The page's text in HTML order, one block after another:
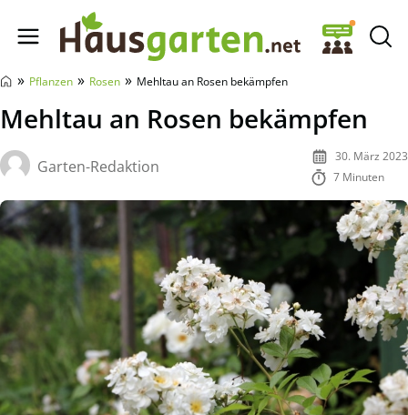
Hausgarten.net
» Pflanzen » Rosen » Mehltau an Rosen bekämpfen
Mehltau an Rosen bekämpfen
Garten-Redaktion
30. März 2023
7 Minuten